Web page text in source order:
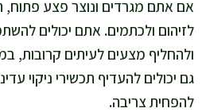
אם אתם מגרדים ונוצר פצע פתוח,
לזיהום ולכתמים. אתם יכולים
ולהחליף מצעים לעיתים קרובות,
גם יכולים להעדיף תכשירי ניקוי
להפחית צריבה.